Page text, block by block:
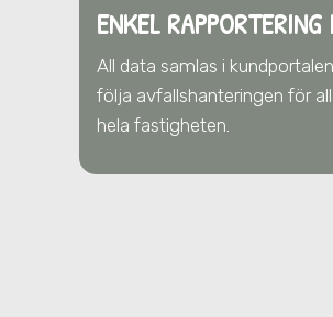
ENKEL
All data samlas i
följa avfallshanteringen för
hela fastigheten.